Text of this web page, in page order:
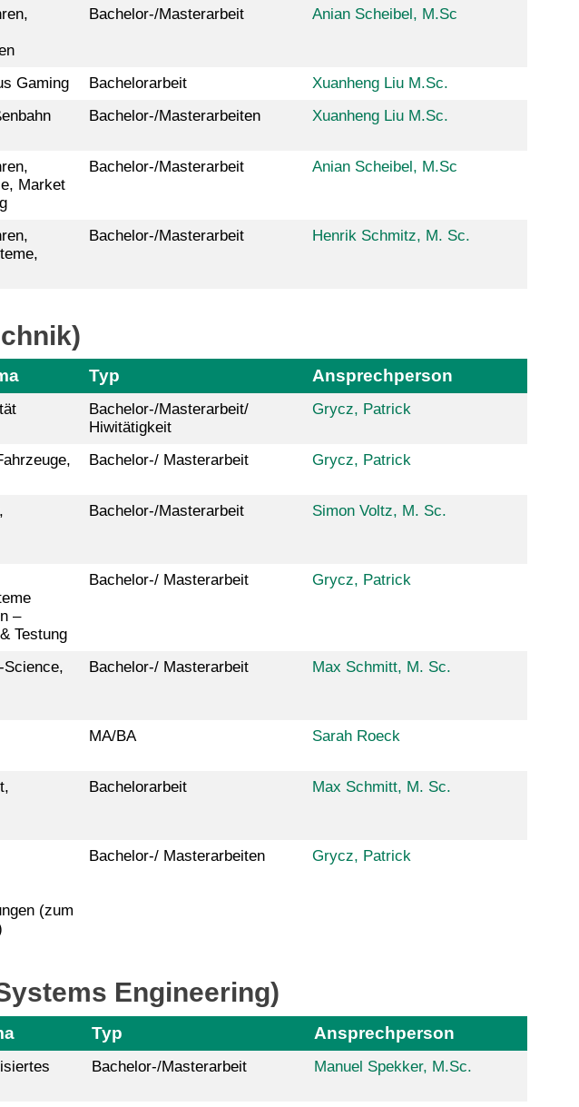
Bachelor-/Masterarbeit Anian Scheibel, M.Sc
Gaming Bachelorarbeit
Xuanheng Liu M.Sc.
Bachelor-/Masterarbeiten Xuanheng Liu M.Sc.
Market
Bachelor-/Masterarbeit Anian Scheibel, M.Sc
Bachelor-/Masterarbeit Henrik Schmitz, M. Sc.
Typ Ansprechperson
Bachelor-/Masterarbeit/
Hiwitätigkeit
Grycz, Patrick
Bachelor-/ Masterarbeit Grycz, Patrick
Bachelor-/Masterarbeit Simon Voltz, M. Sc.
–
Testung
Bachelor-/ Masterarbeit Grycz, Patrick
Science,
Bachelor-/ Masterarbeit Max Schmitt, M. Sc.
MA/BA Sarah Roeck
Bachelorarbeit Max Schmitt, M. Sc.
(zum
Bachelor-/ Masterarbeiten Grycz, Patrick
Engineering)
Typ Ansprechperson
Bachelor-/Masterarbeit Manuel Spekker, M.Sc.